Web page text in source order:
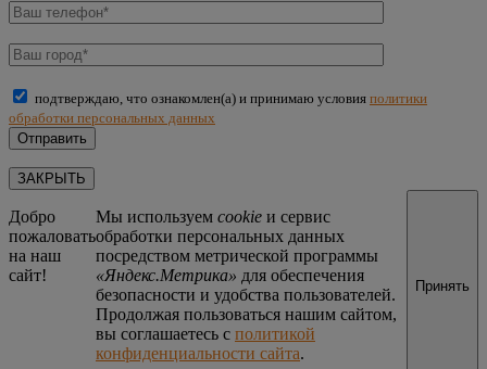
подтверждаю, что ознакомлен(а) и принимаю условия политики
обработки персональных данных
ЗАКРЫТЬ
Добро
пожаловать
на наш
сайт!
Мы используем cookie и сервис
обработки персональных данных
посредством метрической программы
«Яндекс.Метрика» для обеспечения
безопасности и удобства пользователей.
Продолжая пользоваться нашим сайтом,
вы соглашаетесь с политикой
конфиденциальности сайта.
Принять